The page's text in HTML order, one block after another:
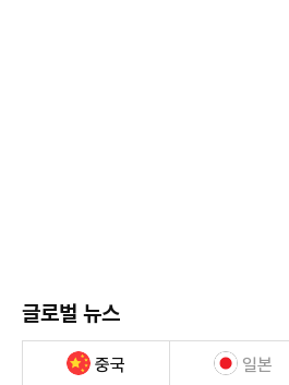
글로벌 뉴스
중국 일본